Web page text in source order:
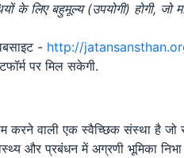
के लिए बहुमूल्य (उपयोगी) होगी, जो
- http://
पर मिल सकेगी.
करने वाली एक स्वैच्छिक संस्था है
और प्रबंधन में अग्रणी भूमिका निभा